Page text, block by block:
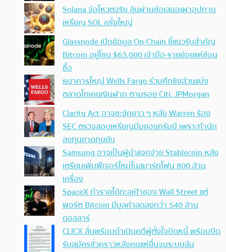
Solana จ่อโหวตจริง ลุ้นผ่านข้อเสนอเผาอุปทาน
เหรียญ SOL ครั้งใหญ่
Glassnode เปิดข้อมูล On-Chain ชี้แนวรับสำคัญ
Bitcoin อยู่โซน $63,000 เจ้ามือ-รายย่อยแห่ช้อน
ซื้อ
ธนาคารใหญ่ Wells Fargo ร่วมศึกชิงส่วนแบ่ง
ตลาดโทเคนเงินฝาก ตามรอย Citi, JPMorgan
Clarity Act อาจชะงักยาว ๆ หลัง Warren ร้อง
SEC ตรวจสอบเหรียญมีมของทรัมป์ เพราะทำนัก
ลงทุนขาดทุนยับ
Samsung อาจเป็นผู้นำแจกจ่าย Stablecoin หลัง
เตรียมเพิ่มฟีเจอร์ใหม่ในสมาร์ทโฟน 800 ล้าน
เครื่อง
SpaceX ทำรายได้ทะลุเป้าของ Wall Street แต่
พอร์ต Bitcoin มีมูลค่าลดลงกว่า 540 ล้าน
ดอลลาร์
CLICX ลั่นพร้อมดำเนินคดีผู้ตั้งใจบิดหนี้ พร้อมปิด
รับสมัครชั่วคราวหลังคนแห่ยื่นจนระบบล้น